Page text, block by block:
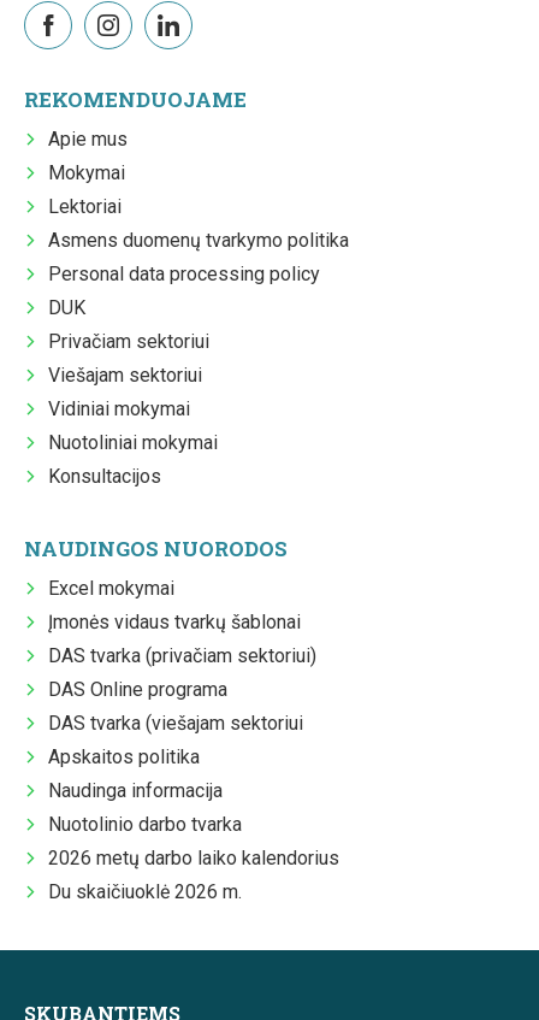
REKOMENDUOJAME
Apie mus
Mokymai
Lektoriai
Asmens duomenų tvarkymo politika
Personal data processing policy
DUK
Privačiam sektoriui
Viešajam sektoriui
Vidiniai mokymai
Nuotoliniai mokymai
Konsultacijos
NAUDINGOS NUORODOS
Excel mokymai
Įmonės vidaus tvarkų šablonai
DAS tvarka (privačiam sektoriui)
DAS Online programa
DAS tvarka (viešajam sektoriui
Apskaitos politika
Naudinga informacija
Nuotolinio darbo tvarka
2026 metų darbo laiko kalendorius
Du skaičiuoklė 2026 m.
SKUBANTIEMS